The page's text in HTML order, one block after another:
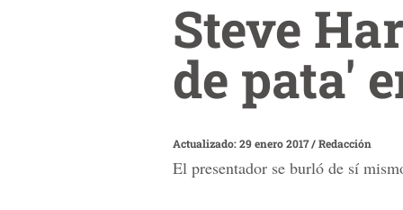
Steve
de pata'
Actualizado: 29 enero 2017/Redacción
El presentador se burló de sí